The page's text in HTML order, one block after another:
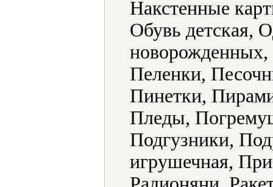
Накстенные
Обувь детская,
Пеленки,
Пинетки,
Пледы,
Подгузники,
игрушечная,